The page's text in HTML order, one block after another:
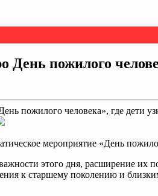
День пожилого
пожилого человека», где дети
мероприятие «День
этого дня, расширение их
к старшему поколению и